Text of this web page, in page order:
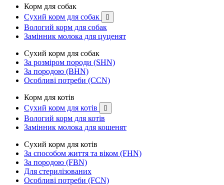
Корм для собак
Сухий корм для собак

Вологий корм для собак
Замінник молока для цуценят
Сухий корм для собак
За розміром породи (SHN)
За породою (BHN)
Особливі потреби (CCN)
Корм для котів
Сухий корм для котів

Вологий корм для котів
Замінник молока для кошенят
Сухий корм для котів
За способом життя та віком (FHN)
За породою (FBN)
Для стерилізованих
Особливі потреби (FCN)